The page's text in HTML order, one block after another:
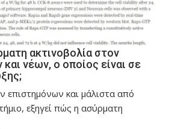
ακτινοβολία στον
νέων, ο οποίος είναι σε
επιστημόνων και μάλιστα από
εξηγεί πώς η ασύρματη